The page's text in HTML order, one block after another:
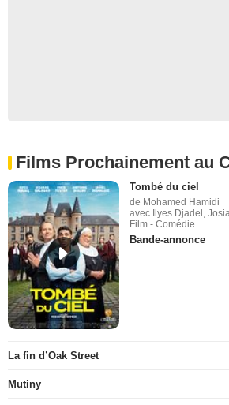
Films Prochainement au
Tombé du ciel
de Mohamed Hamidi
avec Ilyes Djadel,
Film - Comédie
Bande-annonce
La fin d’Oak Street
Mutiny